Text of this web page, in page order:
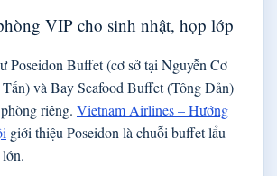
VIP cho sinh nhật, họp lớp
Poseidon Buffet (cơ sở tại Nguyễn Cơ
và Bay Seafood Buffet (Tông Đản)
riêng. Vietnam Airlines – Hướng
giới thiệu Poseidon là chuỗi buffet lẩu